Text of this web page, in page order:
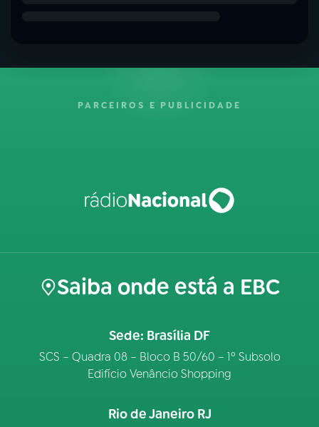
PARCEIROS E PUBLICIDADE
Saiba onde está a EBC
Sede: Brasília DF
SCS – Quadra 08 – Bloco B 50/60 – 1º Subsolo
Edifício Venâncio Shopping
Rio de Janeiro RJ